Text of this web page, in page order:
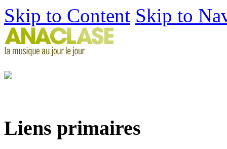
Skip to Content Skip to
Liens primaires